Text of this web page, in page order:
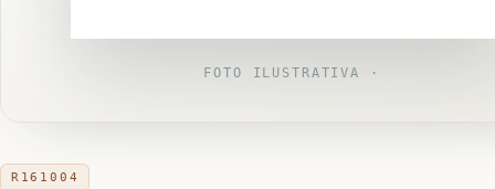
FOTO ILUSTRATIVA ·
R161004